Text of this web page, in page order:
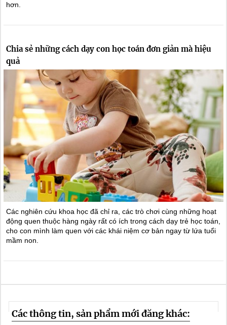
hơn.
Chia sẻ những cách dạy con học toán đơn giản mà hiệu
quả
Các nghiên cứu khoa học đã chỉ ra, các trò chơi cùng những hoạt
động quen thuộc hàng ngày rất có ích trong cách dạy trẻ học toán,
cho con mình làm quen với các khái niệm cơ bản ngay từ lứa tuổi
mầm non.
Các thông tin, sản phẩm mới đăng khác: